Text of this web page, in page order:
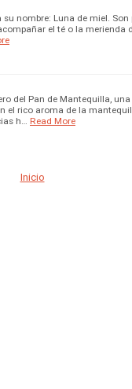
nombre: Luna de miel.
el té o la merienda
del Pan de Mantequilla,
el rico aroma de la
h…
Read More
Inicio